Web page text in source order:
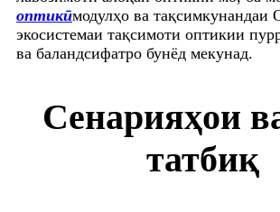
оптикӣмодулҳо ва тақсимкунандаи
экосистемаи тақсимоти оптикии
ва баландсифатро бунёд мекунад.
Сенарияҳои
татбиқ